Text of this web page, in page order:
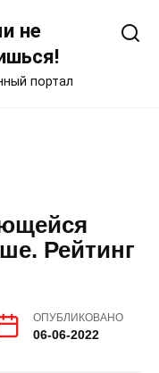
не
портал
Рейтинг
ОПУБЛИКОВАНО
06-06-2022